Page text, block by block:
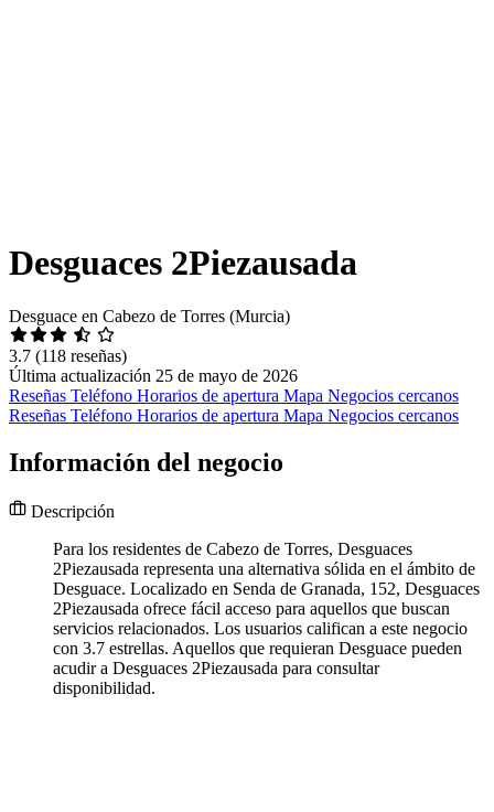
Desguaces 2Piezausada
Desguace en Cabezo de Torres (Murcia)
3.7 (118 reseñas)
Última actualización 25 de mayo de 2026
Reseñas Teléfono Horarios de apertura Mapa Negocios cercanos
Reseñas Teléfono Horarios de apertura Mapa Negocios cercanos
Información del negocio
Descripción
Para los residentes de Cabezo de Torres, Desguaces
2Piezausada representa una alternativa sólida en el ámbito de
Desguace. Localizado en Senda de Granada, 152, Desguaces
2Piezausada ofrece fácil acceso para aquellos que buscan
servicios relacionados. Los usuarios califican a este negocio
con 3.7 estrellas. Aquellos que requieran Desguace pueden
acudir a Desguaces 2Piezausada para consultar
disponibilidad.